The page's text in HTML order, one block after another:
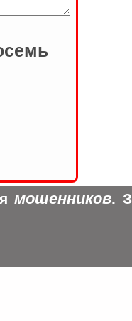
мошенников.